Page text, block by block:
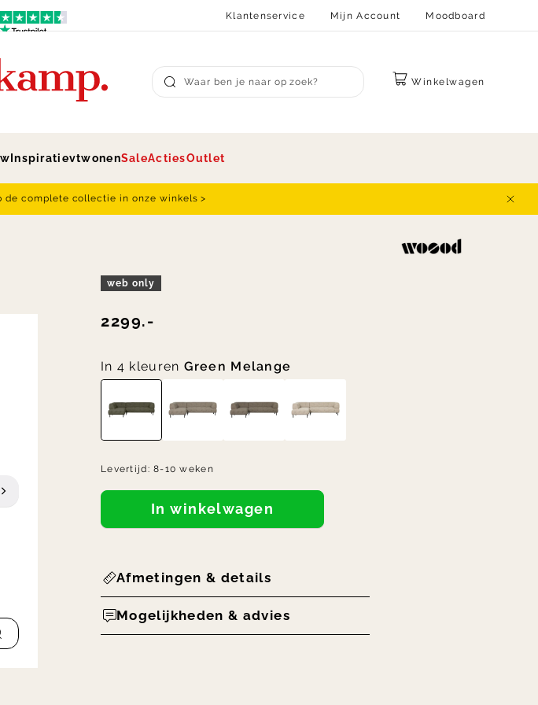
Klantenservice Mijn Account Moodboard
Submit search
Winkelwagen
InspiratievtwonenSaleActiesOutlet
de complete collectie in onze winkels >
web only
2299.-
In 4 kleuren Green Melange
Levertijd:8-10 weken
In winkelwagen
Afmetingen & details
Mogelijkheden & advies